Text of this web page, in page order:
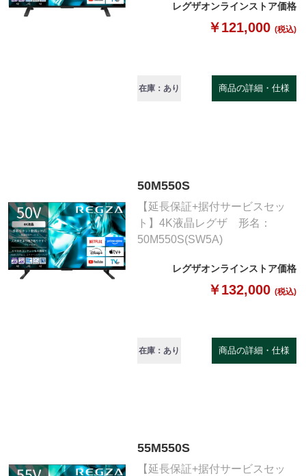
レグザオンラインストア価格
￥121,000 (税込)
在庫：あり 商品の詳細・仕様
50M550S
【延長保証+据付サービスセッ
ト】4K液晶レグザ 形名：
50M550S(SW5A)
レグザオンラインストア価格
￥132,000 (税込)
在庫：あり 商品の詳細・仕様
55M550S
【延長保証+据付サービスセッ